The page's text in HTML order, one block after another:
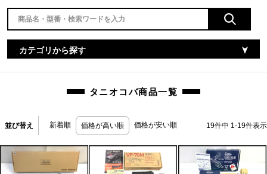
カテゴリから探す
タニオコバ商品一覧
並び替え 新着順 価格が高い順 価格が安い順 19件中 1-19件表示